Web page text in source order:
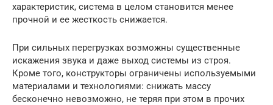
характеристик, система в целом становится менее
прочной и ее жесткость снижается.
При сильных перегрузках возможны существенные
искажения звука и даже выход системы из строя.
Кроме того, конструкторы ограничены используемыми
материалами и технологиями: снижать массу
бесконечно невозможно, не теряя при этом в прочих